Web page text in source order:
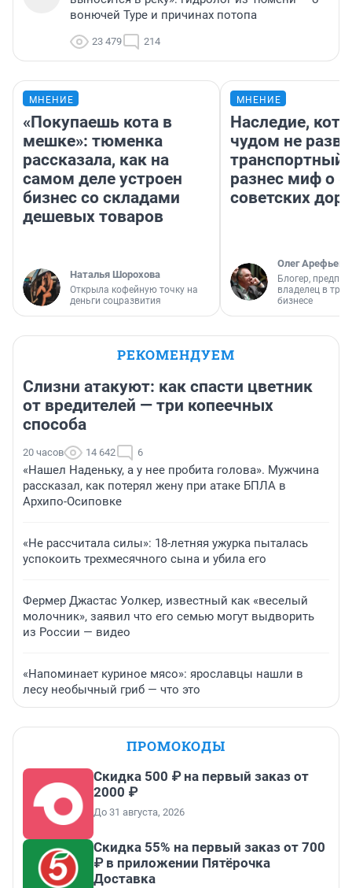
вонючей Туре и причинах потопа
23 479 214
МНЕНИЕ
«Покупаешь кота в
мешке»: тюменка
рассказала, как на
самом деле устроен
бизнес со складами
дешевых товаров
Наталья Шорохова
Открыла кофейную точку на
деньги соцразвития
МНЕНИЕ
Наследие,
чудом не
транспортный
разнес миф о
советских
Олег Арефьев
Блогер,
владелец в
бизнесе
РЕКОМЕНДУЕМ
Слизни атакуют: как спасти цветник
от вредителей — три копеечных
способа
20 часов 14 642 6
«Нашел Наденьку, а у нее пробита голова». Мужчина
рассказал, как потерял жену при атаке БПЛА в
Архипо-Осиповке
«Не рассчитала силы»: 18-летняя ужурка пыталась
успокоить трехмесячного сына и убила его
Фермер Джастас Уолкер, известный как «веселый
молочник», заявил что его семью могут выдворить
из России — видео
«Напоминает куриное мясо»: ярославцы нашли в
лесу необычный гриб — что это
ПРОМОКОДЫ
Скидка 500 ₽ на первый заказ от
2000 ₽
До 31 августа, 2026
Скидка 55% на первый заказ от 700
₽ в приложении Пятёрочка
Доставка